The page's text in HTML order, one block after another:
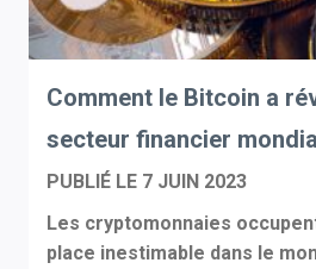
Comment le Bitcoin a
secteur financier
PUBLIÉ LE 7 JUIN 2023
Les cryptomonnaies
place inestimable dans le